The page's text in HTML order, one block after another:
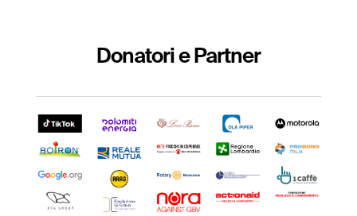
Donatori e Partner